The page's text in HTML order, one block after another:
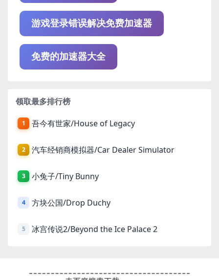
游戏登录错误解决免费加速器
免费的加速器大全
领取最多排行榜
1 吾今有世家/House of Legacy
2 汽车经销商模拟器/Car Dealer Simulator
3 小兔子/Tiny Bunny
4 方块公国/Drop Duchy
5 冰宫传说2/Beyond the Ice Palace 2